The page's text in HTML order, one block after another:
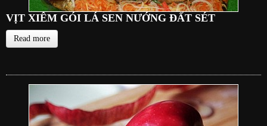
VỊT XIÊM GÓI LÁ SEN NƯỚNG ĐẤT SÉT
Read more